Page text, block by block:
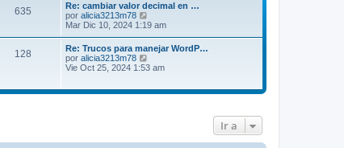
635
Re: cambiar valor decimal en …
por alicia3213m78
e
l
t
i
o
Mar Dic 10, 2024 1:19 am
128
Re: Trucos para manejar WordP…
por alicia3213m78
e
l
m
Vie Oct 25, 2024 1:53 am
Ir a